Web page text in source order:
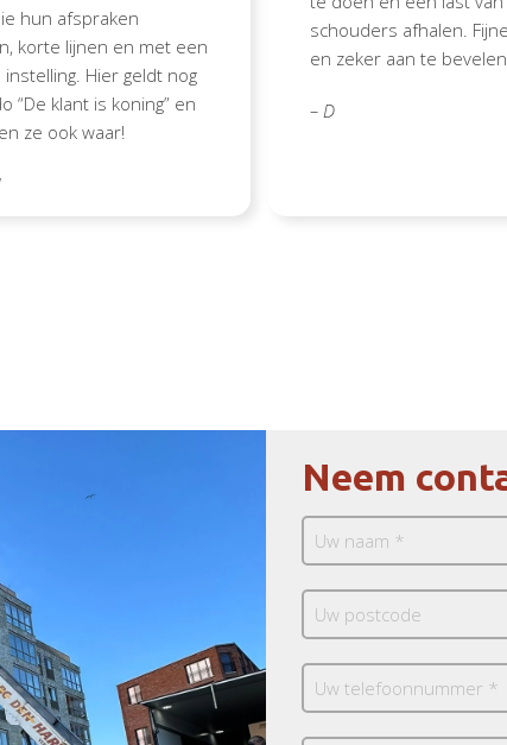
hun afspraken
korte lijnen en met een
Hier geldt nog
“De klant is koning” en
ze ook waar!
schouders afhalen.
en zeker aan te
– D
Neem